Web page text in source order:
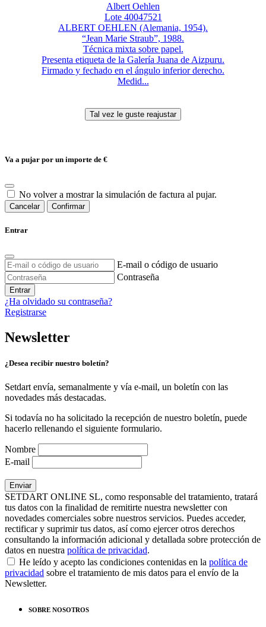
Albert Oehlen
Lote 40047521
ALBERT OEHLEN (Alemania, 1954).
“Jean Marie Straub”, 1988.
Técnica mixta sobre papel.
Presenta etiqueta de la Galería Juana de Aizpuru.
Firmado y fechado en el ángulo inferior derecho.
Medid...
Va a pujar por un importe de €
No volver a mostrar la simulación de factura al pujar.
Cancelar Confirmar
Entrar
E-mail o código de usuario
Contraseña
Entrar
¿Ha olvidado su contraseña?
Registrarse
Newsletter
¿Desea recibir nuestro boletín?
Setdart envía, semanalmente y vía e-mail, un boletín con las
novedades más destacadas.
Si todavía no ha solicitado la recepción de nuestro boletín, puede
hacerlo rellenando el siguiente formulario.
Nombre
E-mail
SETDART ONLINE SL, como responsable del tratamiento, tratará
tus datos con la finalidad de remitirte nuestra newsletter con
novedades comerciales sobre nuestros servicios. Puedes acceder,
rectificar y suprimir tus datos, así como ejercer otros derechos
consultando la información adicional y detallada sobre protección de
datos en nuestra política de privacidad.
He leído y acepto las condiciones contenidas en la política de
privacidad sobre el tratamiento de mis datos para el envío de la
Newsletter.
SOBRE NOSOTROS